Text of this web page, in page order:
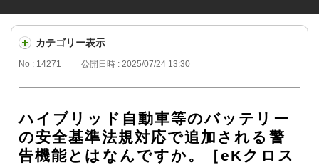
カテゴリー表示
No : 14271 公開日時 : 2025/07/24 13:30
ハイブリッド自動車等のバッテリー
の安全基準法規対応で追加される警
告機能とはなんですか。［eKクロス